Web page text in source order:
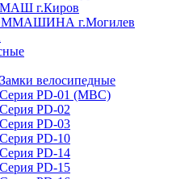
г.Киров
г.Могилев
Замки велосипедные
Серия PD-01 (МВС)
Серия PD-02
Серия PD-03
Серия PD-10
Серия PD-14
Серия PD-15